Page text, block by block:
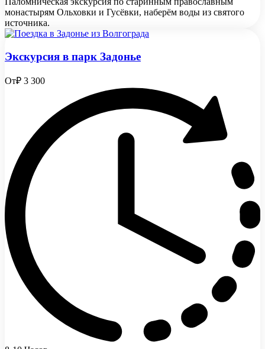
монастырям Ольховки и Гусёвки, наберём воды из святого
источника.
Экскурсия в парк Задонье
От₽ 3 300